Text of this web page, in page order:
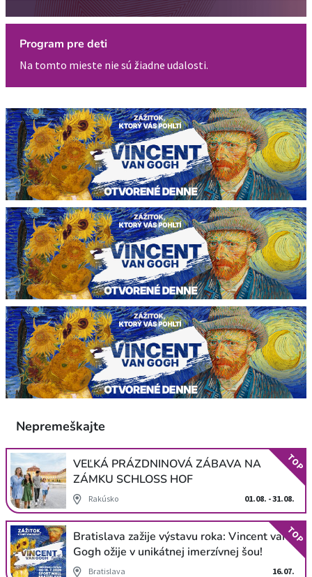
Program pre deti
Na tomto mieste nie sú žiadne udalosti.
Nepremeškajte
VEĽKÁ PRÁZDNINOVÁ ZÁBAVA NA
ZÁMKU SCHLOSS HOF
Rakúsko 01.08. - 31.08.
TOP
Bratislava zažije výstavu roka: Vincent van
Gogh ožije v unikátnej imerzívnej šou!
Bratislava 16.07.
TOP